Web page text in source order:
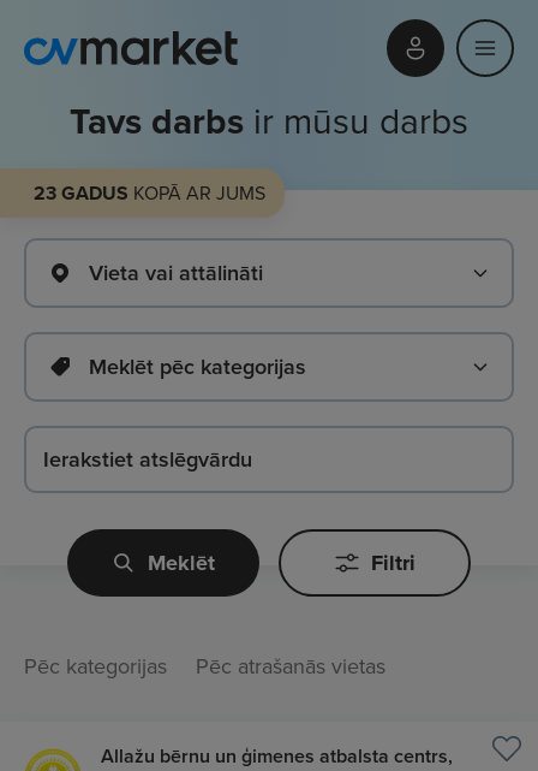
Tavs darbs ir mūsu darbs
23 GADUS KOPĀ AR JUMS
Vieta vai attālināti
Meklēt pēc kategorijas
Meklēt Filtri
Pēc kategorijas Pēc atrašanās vietas
Allažu bērnu un ģimenes atbalsta centrs,